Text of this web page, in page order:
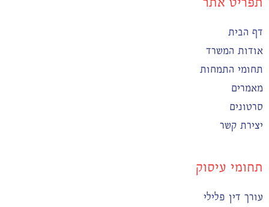
דף הבית
אודות המשרד
תחומי התמחות
מאמרים
סרטונים
יצירת קשר
תחומי עיסוק
עורך דין פלילי